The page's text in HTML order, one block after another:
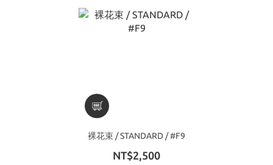
裸花束 / STANDARD / #F9
NT$2,500